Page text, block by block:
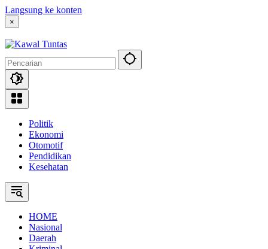
Langsung ke konten
×
Politik
Ekonomi
Otomotif
Pendidikan
Kesehatan
HOME
Nasional
Daerah